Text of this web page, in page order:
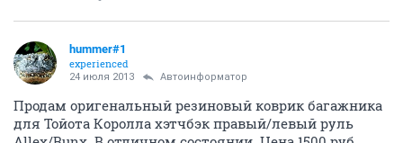
hummer#1
experienced
24 июля 2013 Автоинформатор
Продам оригенальный резиновый коврик багажника
для Тойота Королла хэтчбэк правый/левый руль